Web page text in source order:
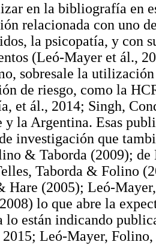
en la bibliografía en
relacionada con uno
la psicopatía, y con
(Leó-Mayer et ál.,
sobresale la
de riesgo, como la
et ál., 2014; Singh,
y la Argentina. Esas
investigación que
& Taborda (2009);
Taborda & Folino
Hare (2005); Leó-
lo que abre la
lo están indicando
Leó-Mayer,